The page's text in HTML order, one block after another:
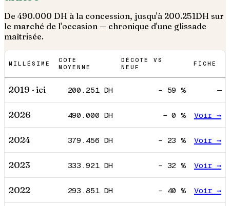
De 490.000 DH à la concession, jusqu'à 200.251DH sur
le marché de l'occasion — chronique d'une glissade
maîtrisée.
MILLÉSIME
COTE
MOYENNE
DÉCOTE VS
NEUF
FICHE
2019 · ici 200.251DH − 59 % —
2026 490.000 DH −0 % Voir →
2024 379.456 DH − 23 % Voir →
2023 333.921DH − 32 % Voir →
2022 293.851DH − 40 % Voir →